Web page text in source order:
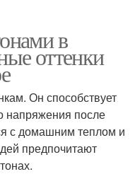
в
оттенки
Он способствует
напряжения после
с домашним теплом и
предпочитают